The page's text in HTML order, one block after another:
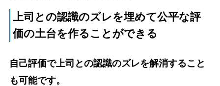
上司との認識のズレを埋めて公平な評
価の土台を作ることができる
自己評価で上司との認識のズレを解消すること
も可能です。